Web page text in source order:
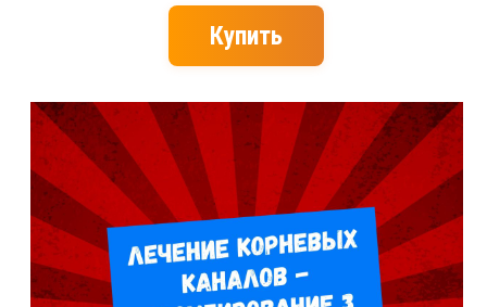
Купить